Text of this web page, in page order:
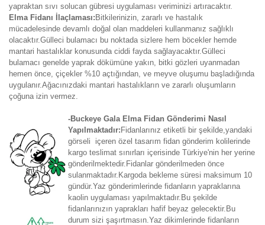
yapraktan sıvı solucan gübresi uygulaması veriminizi artıracaktır.
Elma Fidanı İlaçlaması: Bitkilerinizin, zararlı ve hastalık
mücadelesinde devamlı doğal olan maddeleri kullanmanız sağlıklı
olacaktır.Gülleci bulamacı bu noktada sizlere hem böcekler hemde
mantari hastalıklar konusunda ciddi fayda sağlayacaktır.Gülleci
bulamacı genelde yaprak dökümüne yakın, bitki gözleri uyanmadan
hemen önce, çiçekler %10 açtığından, ve meyve oluşumu başladığında
uygulanır.Ağacınızdaki mantari hastalıkların ve zararlı oluşumların
çoğuna izin vermez.
-Buckeye Gala Elma Fidan Gönderimi Nasıl
Yapılmaktadır: Fidanlarınız etiketli bir şekilde,yandaki
görseli içeren özel tasarım fidan gönderim kolilerinde
kargo teslimat sınırları içerisinde Türkiye'nin her yerine
gönderilmektedir.Fidanlar gönderilmeden önce
sulanmaktadır.Kargoda bekleme süresi maksimum 10
gündür.Yaz gönderimlerinde fidanların yapraklarına
kaolin uygulaması yapılmaktadır.Bu şekilde
fidanlarınızın yaprakları hafif beyaz gelecektir.Bu
durum sizi şaşırtmasın.Yaz dikimlerinde fidanların